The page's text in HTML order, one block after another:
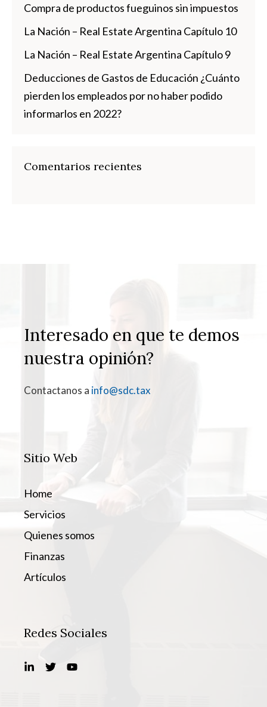
Compra de productos fueguinos sin impuestos
La Nación – Real Estate Argentina Capítulo 10
La Nación – Real Estate Argentina Capítulo 9
Deducciones de Gastos de Educación ¿Cuánto
pierden los empleados por no haber podido
informarlos en 2022?
Comentarios recientes
Interesado en que te demos
nuestra opinión?
Contactanos a info@sdc.tax
Sitio Web
Home
Servicios
Quienes somos
Finanzas
Artículos
Redes Sociales